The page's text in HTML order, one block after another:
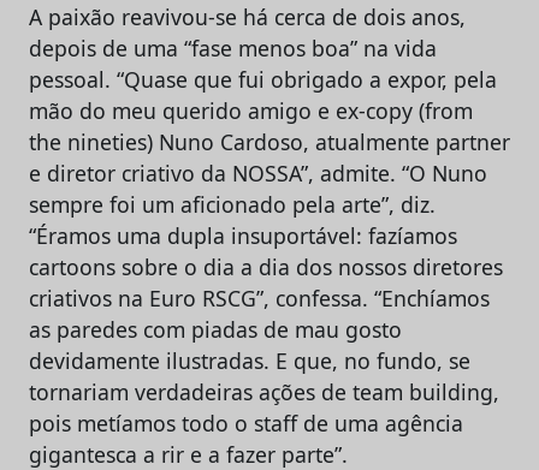
A paixão reavivou-se há cerca de dois anos,
depois de uma “fase menos boa” na vida
pessoal. “Quase que fui obrigado a expor, pela
mão do meu querido amigo e ex-copy (from
the nineties) Nuno Cardoso, atualmente partner
e diretor criativo da NOSSA”, admite. “O Nuno
sempre foi um aficionado pela arte”, diz.
“Éramos uma dupla insuportável: fazíamos
cartoons sobre o dia a dia dos nossos diretores
criativos na Euro RSCG”, confessa. “Enchíamos
as paredes com piadas de mau gosto
devidamente ilustradas. E que, no fundo, se
tornariam verdadeiras ações de team building,
pois metíamos todo o staff de uma agência
gigantesca a rir e a fazer parte”.